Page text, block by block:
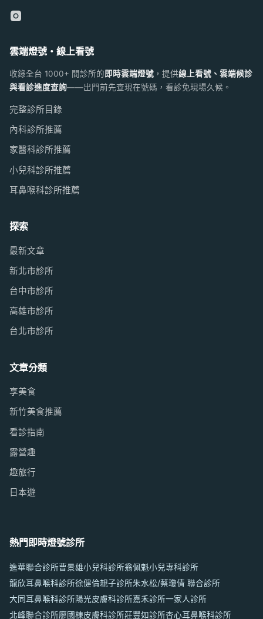
雲端燈號・線上看號
收錄全台 1000+ 間診所的 即時雲端燈號 ，提供線上看號、雲端候診
與看診進度查詢——出門前先查現在號碼，看診免現場久候。
完整診所目錄
內科診所推薦
家醫科診所推薦
小兒科診所推薦
耳鼻喉科診所推薦
探索
最新文章
新北市診所
台中市診所
高雄市診所
台北市診所
文章分類
享美食
新竹美食推薦
看診指南
露營趣
趣旅行
日本遊
熱門即時燈號診所
進華聯合診所曹景雄小兒科診所翁佩魁小兒專科診所
龍欣耳鼻喉科診所徐健倫親子診所朱水松/蔡瓊倩 聯合診所
大同耳鼻喉科診所陽光皮膚科診所嘉禾診所一家人診所
北峰聯合診所廖國棟皮膚科診所莊豐如診所杏心耳鼻喉科診所